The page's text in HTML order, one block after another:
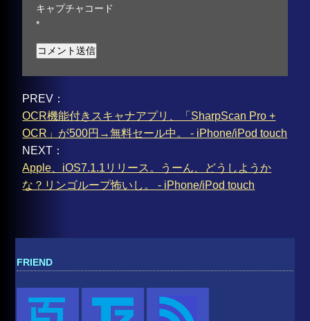
キャプチャコード
*
PREV：
OCR機能付きスキャナアプリ、「SharpScan Pro +
OCR」が500円→無料セール中。 - iPhone/iPod touch
NEXT：
Apple、iOS7.1.1リリース。うーん、どうしようか
な？リンゴループ怖いし。 - iPhone/iPod touch
FRIEND